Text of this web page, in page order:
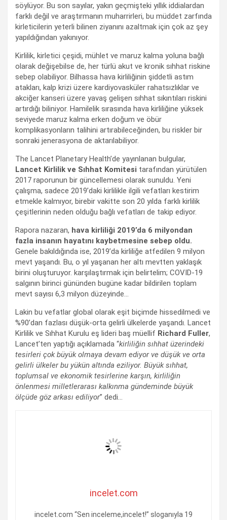
söylüyor. Bu son sayılar, yakın geçmişteki yıllık iddialardan
farklı değil ve araştırmanın muharrirleri, bu müddet zarfında
kirleticilerin yeterli bilinen ziyanını azaltmak için çok az şey
yapıldığından yakınıyor.
Kirlilik, kirletici çeşidi, mühlet ve maruz kalma yoluna bağlı
olarak değişebilse de, her türlü akut ve kronik sıhhat riskine
sebep olabiliyor. Bilhassa hava kirliliğinin şiddetli astım
atakları, kalp krizi üzere kardiyovasküler rahatsızlıklar ve
akciğer kanseri üzere yavaş gelişen sıhhat sıkıntıları riskini
artırdığı biliniyor. Hamilelik sırasında hava kirliliğine yüksek
seviyede maruz kalma erken doğum ve öbür
komplikasyonların talihini artırabileceğinden, bu riskler bir
sonraki jenerasyona de aktarılabiliyor.
The Lancet Planetary Health’de yayınlanan bulgular,
Lancet Kirlilik ve Sıhhat Komitesi tarafından yürütülen
2017 raporunun bir güncellemesi olarak sunuldu. Yeni
çalışma, sadece 2019’daki kirlilikle ilgili vefatları kestirim
etmekle kalmıyor, birebir vakitte son 20 yılda farklı kirlilik
çeşitlerinin neden olduğu bağlı vefatları de takip ediyor.
Rapora nazaran, hava kirliliği 2019’da 6 milyondan
fazla insanın hayatını kaybetmesine sebep oldu.
Genele bakıldığında ise, 2019’da kirliliğe atfedilen 9 milyon
mevt yaşandı. Bu, o yıl yaşanan her altı mevtten yaklaşık
birini oluşturuyor. karşılaştırmak için belirtelim; COVID-19
salgının birinci gününden bugüne kadar bildirilen toplam
mevt sayısı 6,3 milyon düzeyinde…
Lakin bu vefatlar global olarak eşit biçimde hissedilmedi ve
%90’dan fazlası düşük-orta gelirli ülkelerde yaşandı. Lancet
Kirlilik ve Sıhhat Kurulu eş lideri baş müellif Richard Fuller,
Lancet’ten yaptığı açıklamada “kirliliğin sıhhat üzerindeki
tesirleri çok büyük olmaya devam ediyor ve düşük ve orta
gelirli ülkeler bu yükün altında eziliyor. Büyük sıhhat,
toplumsal ve ekonomik tesirlerine karşın, kirliliğin
önlenmesi milletlerarası kalkınma gündeminde büyük
ölçüde göz arkası ediliyor” dedi…
incelet.com
incelet.com “Sen inceleme,incelet!” sloganıyla 19